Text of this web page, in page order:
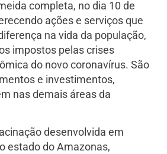
completa, no dia 10 de
ações e serviços que
na vida da população,
impostos pelas crises
do novo coronavírus. São
e investimentos,
nas demais áreas da
desenvolvida em
estado do Amazonas,